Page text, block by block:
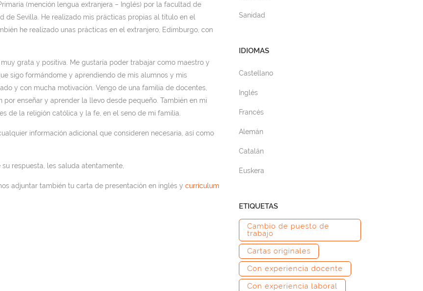
(mención lengua extranjera – Inglés) por la facultad de
de Sevilla. He realizado mis prácticas propias al título en el
he realizado unas prácticas en el extranjero, Edimburgo, con
grata y positiva. Me gustaría poder trabajar como maestro y
sigo formándome y aprendiendo de mis alumnos y mis
y con mucha motivación. Vengo de una familia de docentes,
por enseñar y aprender la llevo desde pequeño. También en mi
de la religión católica y la fe, en el seno de mi familia.
información adicional que consideren necesaria, así como
respuesta, les saluda atentamente,
adjuntar también tu carta de presentación en inglés y currículum
Sanidad
IDIOMAS
Castellano
Inglés
Francés
Alemán
Catalán
Euskera
ETIQUETAS
Cambio de puesto de
trabajo
Cartas originales
Con experiencia docente
Con experiencia laboral